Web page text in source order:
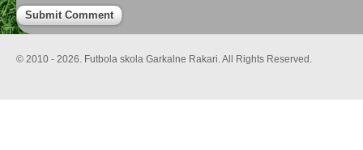
© 2010 - 2026. Futbola skola Garkalne Rakari. All Rights Reserved.